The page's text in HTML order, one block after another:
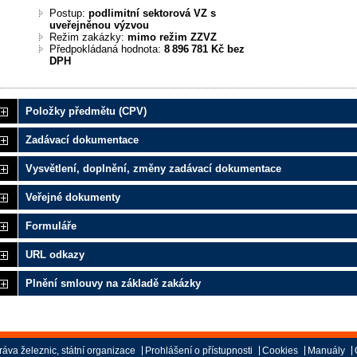
Postup:podlimitní sektorová VZ s
uveřejněnou výzvou
Režim zakázky:mimo režim ZZVZ
Předpokládaná hodnota:8 896 781 Kč bez
DPH
Položky předmětu (CPV)
Zadávací dokumentace
Vysvětlení, doplnění, změny zadávací dokumentace
Veřejné dokumenty
Formuláře
URL odkazy
Plnění smlouvy na základě zakázky
železnic, státní organizace Prohlášení o přístupnosti Cookies Manuály